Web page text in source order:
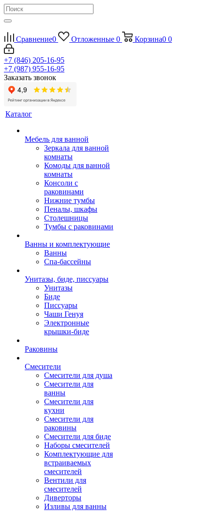
Сравнение0 Отложенные 0 Корзина0 0
+7 (846) 205-16-95
+7 (987) 955-16-95
Заказать звонок
Каталог
Мебель для ванной
Зеркала для ванной
комнаты
Комоды для ванной
комнаты
Консоли с
раковинами
Нижние тумбы
Пеналы, шкафы
Столешницы
Тумбы с раковинами
Ванны и комплектующие
Ванны
Спа-бассейны
Унитазы, биде, писсуары
Унитазы
Биде
Писсуары
Чаши Генуя
Электронные
крышки-биде
Раковины
Смесители
Смесители для душа
Смесители для
ванны
Смесители для
кухни
Смесители для
раковины
Смесители для биде
Наборы смесителей
Комплектующие для
встраиваемых
смесителей
Вентили для
смесителей
Диверторы
Изливы для ванны